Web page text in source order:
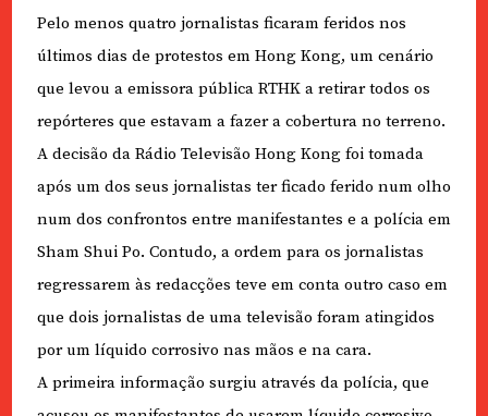
Pelo menos quatro jornalistas ficaram feridos nos
últimos dias de protestos em Hong Kong, um cenário
que levou a emissora pública RTHK a retirar todos os
repórteres que estavam a fazer a cobertura no terreno.
A decisão da Rádio Televisão Hong Kong foi tomada
após um dos seus jornalistas ter ficado ferido num olho
num dos confrontos entre manifestantes e a polícia em
Sham Shui Po. Contudo, a ordem para os jornalistas
regressarem às redacções teve em conta outro caso em
que dois jornalistas de uma televisão foram atingidos
por um líquido corrosivo nas mãos e na cara.
A primeira informação surgiu através da polícia, que